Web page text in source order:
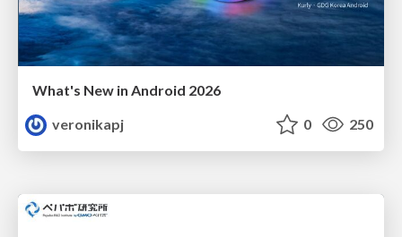
What's New in Android 2026
veronikapj
0 250